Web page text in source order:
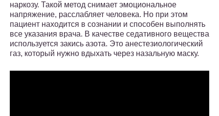
наркозу. Такой метод снимает эмоциональное
напряжение, расслабляет человека. Но при этом
пациент находится в сознании и способен выполнять
все указания врача. В качестве седативного вещества
используется закись азота. Это анестезиологический
газ, который нужно вдыхать через назальную маску.